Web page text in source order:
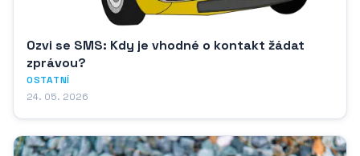
Ozvi se SMS: Kdy je vhodné o kontakt žádat
zprávou?
OSTATNÍ
24. 05. 2026